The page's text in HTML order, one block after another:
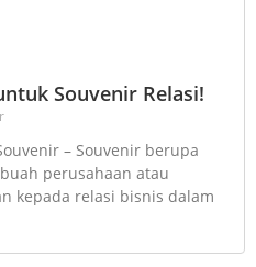
Souvenir Relasi!
– Souvenir berupa
perusahaan atau
kepada relasi bisnis dalam